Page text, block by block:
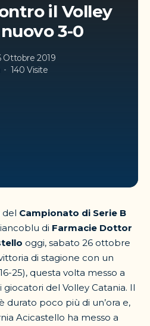
il Volley
3-0
Ottobre 2019
140 Visite
del Campionato di Serie B
di Farmacie Dottor
oggi, sabato 26 ottobre
di stagione con un
25), questa volta messo a
giocatori del Volley Catania. Il
durato poco più di un’ora e,
Acicastello ha messo a